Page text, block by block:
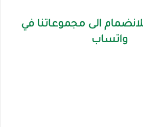
الى مجموعاتنا في
واتساب